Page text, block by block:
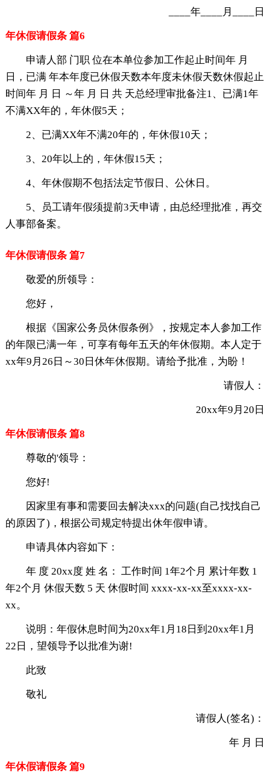
____年____月____日
年休假请假条 篇6
申请人部 门职 位在本单位参加工作起止时间年 月
日，已满 年本年度已休假天数本年度未休假天数休假起止
时间年 月 日 ～年 月 日 共 天总经理审批备注1、已满1年
不满XX年的，年休假5天；
2、已满XX年不满20年的，年休假10天；
3、20年以上的，年休假15天；
4、年休假期不包括法定节假日、公休日。
5、员工请年假须提前3天申请，由总经理批准，再交
人事部备案。
年休假请假条 篇7
敬爱的所领导：
您好，
根据《国家公务员休假条例》，按规定本人参加工作
的年限已满一年，可享有每年五天的年休假期。本人定于
xx年9月26日～30日休年休假期。请给予批准，为盼！
请假人：
20xx年9月20日
年休假请假条 篇8
尊敬的'领导：
您好!
因家里有事和需要回去解决xxx的问题(自己找找自己
的原因了)，根据公司规定特提出休年假申请。
申请具体内容如下：
年 度 20xx度 姓 名： 工作时间 1年2个月 累计年数 1
年2个月 休假天数 5 天 休假时间 xxxx-xx-xx至xxxx-xx-
xx。
说明：年假休息时间为20xx年1月18日到20xx年1月
22日，望领导予以批准为谢!
此致
敬礼
请假人(签名)：
年 月 日
年休假请假条 篇9